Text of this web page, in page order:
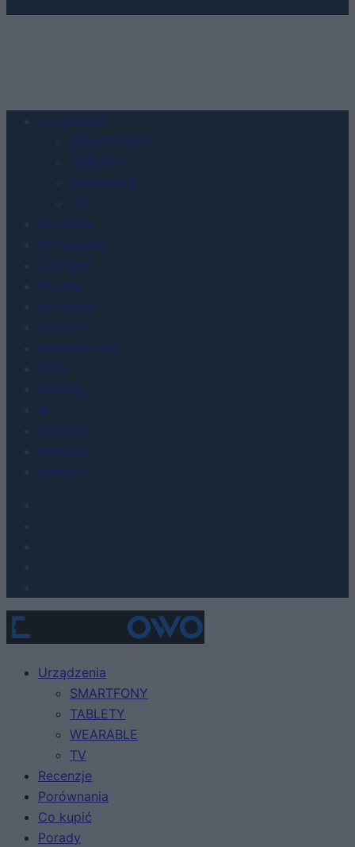
Urządzenia
SMARTFONY
TABLETY
WEARABLE
TV
Recenzje
Porównania
Co kupić
Porady
Promocje
FinTech
Hardware PC
Moto
Gaming
AI
Redakcja
Reklama
Kontakt
Urządzenia
SMARTFONY
TABLETY
WEARABLE
TV
Recenzje
Porównania
Co kupić
Porady